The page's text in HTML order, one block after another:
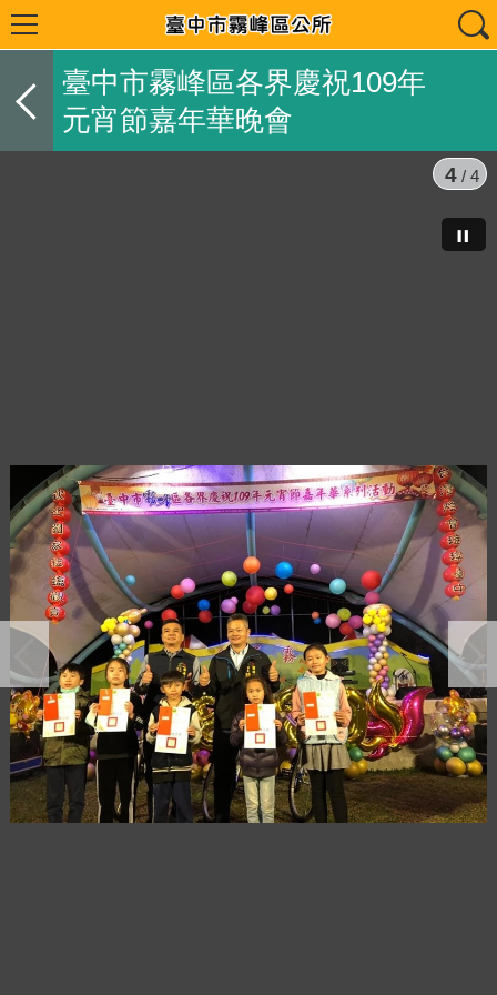
臺中市霧峰區各界慶祝109年
元宵節嘉年華晚會
4 / 4